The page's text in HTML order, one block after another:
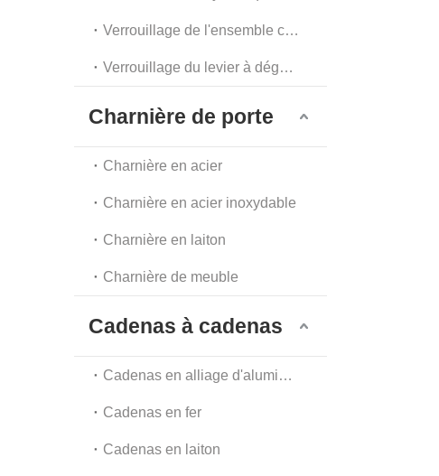
Verrouillage de l'ensemble combiné
Verrouillage du levier à dégagement automatique
Charnière de porte
Charnière en acier
Charnière en acier inoxydable
Charnière en laiton
Charnière de meuble
Cadenas à cadenas
Cadenas en alliage d'aluminium
Cadenas en fer
Cadenas en laiton